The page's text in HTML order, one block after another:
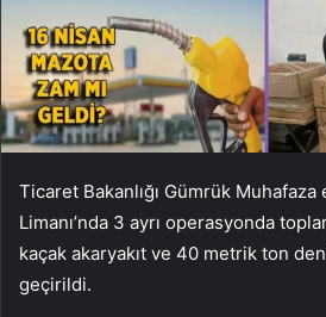
Ticaret Bakanlığı Gümrük
Limanı’nda 3 ayrı operasyonda
kaçak akaryakıt ve 40 metrik ton
geçirildi.